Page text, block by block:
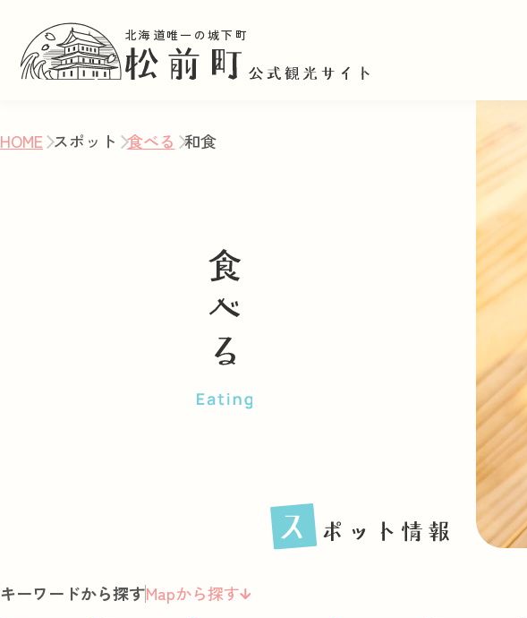
北海道唯一の城下町
HOME スポット 食べる 和食
キーワードから探すMapから探す